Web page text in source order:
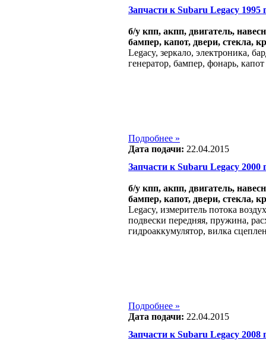
Запчасти к Subaru Legacy 1995
б/у кпп, акпп, двигатель,
бампер, капот, двери, стекла,
Legacy, зеркало, электроника,
генератор, бампер, фонарь, капот
Подробнее »
Дата подачи: 22.04.2015
Запчасти к Subaru Legacy 2000
б/у кпп, акпп, двигатель,
бампер, капот, двери, стекла,
Legacy, измеритель потока
подвески передняя, пружина,
гидроаккумулятор, вилка
Подробнее »
Дата подачи: 22.04.2015
Запчасти к Subaru Legacy 2008